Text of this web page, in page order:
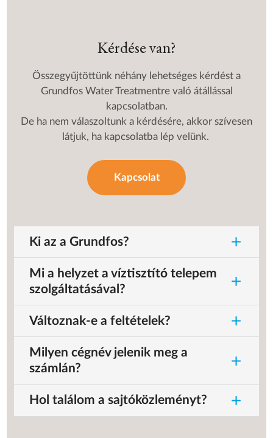
Kérdése van?
Összegyűjtöttünk néhány lehetséges kérdést a
Grundfos Water Treatmentre való átállással
kapcsolatban.
De ha nem válaszoltunk a kérdésére, akkor szívesen
látjuk, ha kapcsolatba lép velünk.
Kapcsolat
Ki az a Grundfos? add
Mi a helyzet a víztisztító telepem
szolgáltatásával?
add
Változnak-e a feltételek? add
Milyen cégnév jelenik meg a
számlán?
add
Hol találom a sajtóközleményt? add